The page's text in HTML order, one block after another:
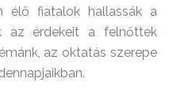
élő fiatalok hallassák a
az érdekeit a felnőttek
az oktatás szerepe